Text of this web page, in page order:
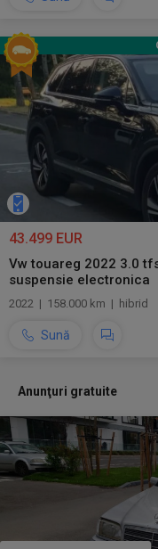
43.499 EUR
Vw touareg 2022 3.0
suspensie electronica
2022 | 158.000 km | hibrid
Sună
Anunţuri gratuite